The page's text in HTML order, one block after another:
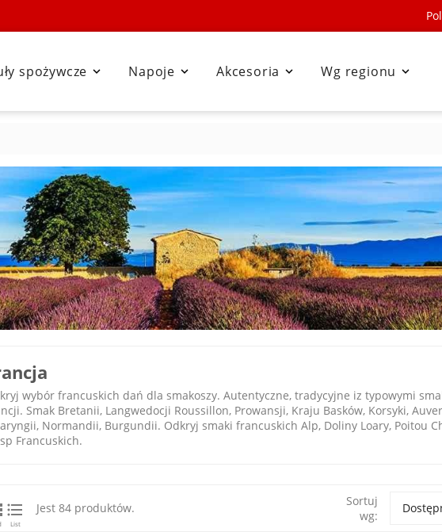

spożywcze 
Napoje 
Akcesoria 
Wg regionu
wybór francuskich dań dla smakoszy. Autentyczne, tradycyjne iz typowymi
Smak Bretanii, Langwedocji Roussillon, Prowansji, Kraju Basków, Korsyki,
Normandii, Burgundii. Odkryj smaki francuskich Alp, Doliny Loary, Poitou
Francuskich.

List
Jest 84 produktów.
Sortuj
wg: